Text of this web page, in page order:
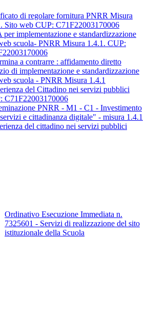
di regolare fornitura PNRR Misura
Sito web CUP: C71F22003170006
per implementazione e standardizzazione
scuola- PNRR Misura 1.4.1. CUP:
a contrarre : affidamento diretto
di implementazione e standardizzazione
scuola - PNRR Misura 1.4.1
del Cittadino nei servizi pubblici
C71F22003170006
PNRR - M1 - C1 - Investimento
e cittadinanza digitale" - misura 1.4.1
del cittadino nei servizi pubblici
Ordinativo Esecuzione Immediata n.
7325601 - Servizi di realizzazione del sito
istituzionale della Scuola